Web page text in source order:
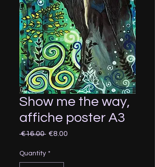
Show me the way,
affiche poster A3
€16.00 Regular
€8.00
Quantity *